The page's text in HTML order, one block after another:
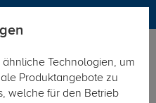
Mercedes eVito
Technologien, um
Produktangebote zu
welche für den Betrieb